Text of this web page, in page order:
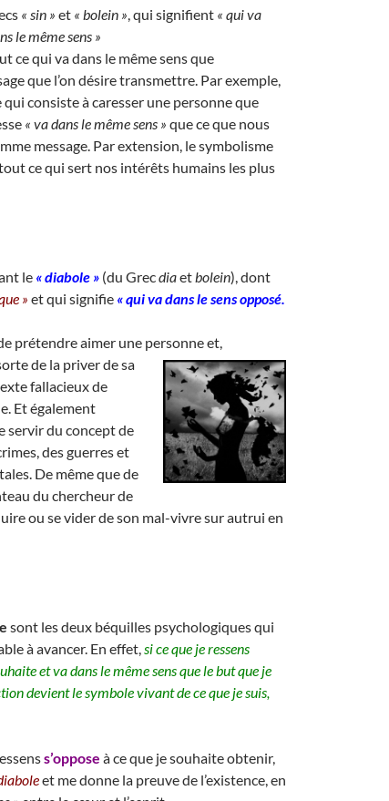
« sin » et « bolein », qui signifient « qui va
le même sens »
ce qui va dans le même sens que
que l’on désire transmettre. Par exemple,
consiste à caresser une personne que
« va dans le même sens » que ce que nous
message. Par extension, le symbolisme
ce qui sert nos intérêts humains les plus
le « diabole » (du Grecdiaetbolein), dont
» et qui signifie « qui va dans le sens opposé.
prétendre aimer une personne et,
de la priver de sa
fallacieux de
Et également
servir du concept de
des guerres et
De même que de
du chercheur de
ou se vider de son mal-vivre sur autrui en
sont les deux béquilles psychologiques qui
à avancer. En effet,si ce que je ressens
et va dans le même sens que le but que je
devient le symbole vivant de ce que je suis,
s’oppose à ce que je souhaite obtenir,
et me donne la preuve de l’existence, en